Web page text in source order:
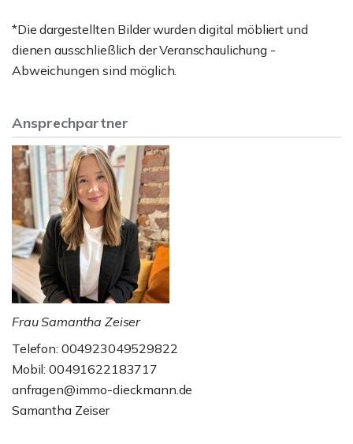
*Die dargestellten Bilder wurden digital möbliert und
dienen ausschließlich der Veranschaulichung -
Abweichungen sind möglich.
Ansprechpartner
Frau Samantha Zeiser
Telefon: 004923049529822
Mobil: 00491622183717
anfragen@immo-dieckmann.de
Samantha Zeiser